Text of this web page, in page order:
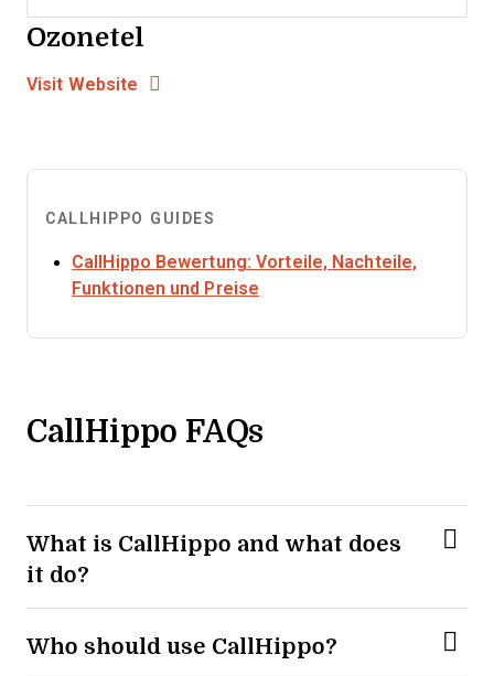
Ozonetel
Visit Website Opens New Window
CALLHIPPO GUIDES
CallHippo Bewertung: Vorteile, Nachteile,
Funktionen und Preise
CallHippo FAQs
What is CallHippo and what does
it do?
Who should use CallHippo?